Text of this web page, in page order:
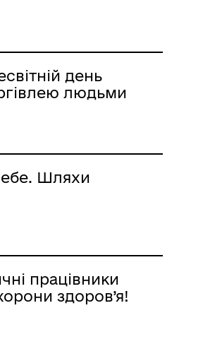
день
людьми
Шляхи
працівники
здоров’я!